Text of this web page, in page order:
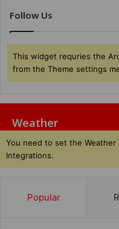
Follow Us
This widget requries the
from the Theme settings
Weather
You need to set the Weather
Integrations.
Popular